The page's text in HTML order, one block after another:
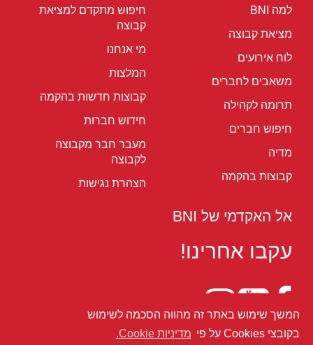
המשך שימוש באתר זה מהווה הסכמה לשימוש
בקובצי Cookies על פי
מדיניות Cookie.
למה BNI
מציאת קבוצה
לוח אירועים
משאבים לחברים
תרומה לקהילה
חיפוש חברים
מדיה
קבוצות בהקמה
חיפוש מתקדם למציאת
קבוצה
מי אנחנו
המלצות
קבוצות חדשות בהקמה
חידוש חברות
מעבר חבר מקבוצה
לקבוצה
הצהרת נגישות
אל האקדמי של BNI
עקבו אחרינו!
תקנון - מדיניות לחברים BNI